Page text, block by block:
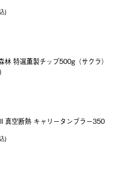
)
林 特選薫製チップ500g（サクラ）
真空断熱 キャリータンブラー350
)